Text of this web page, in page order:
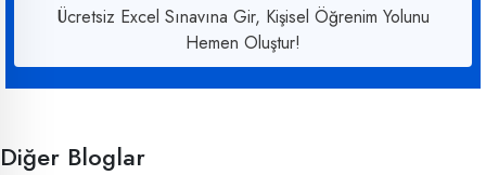
Ücretsiz Excel Sınavına Gir, Kişisel Öğrenim Yolunu
Hemen Oluştur!
Diğer Bloglar